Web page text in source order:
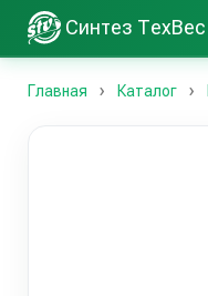
Синтез ТехВес
Главная Каталог